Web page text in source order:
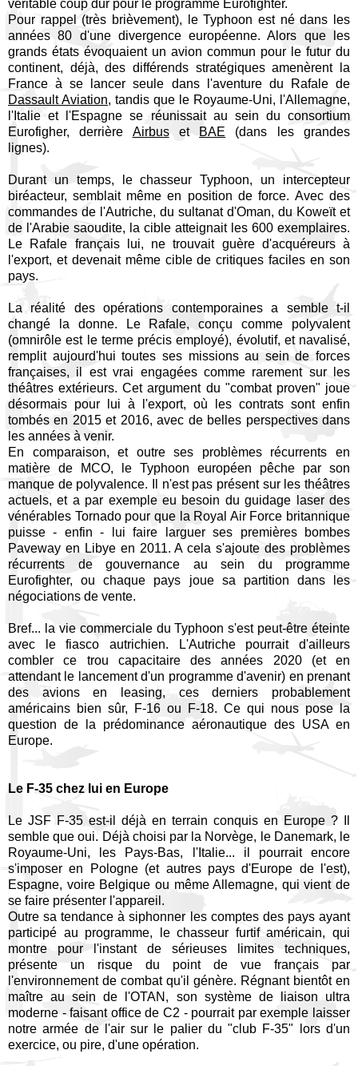
véritable coup dur pour le programme Eurofighter.
Pour rappel (très brièvement), le Typhoon est né dans les
années 80 d'une divergence européenne. Alors que les
grands états évoquaient un avion commun pour le futur du
continent, déjà, des différends stratégiques amenèrent la
France à se lancer seule dans l'aventure du Rafale de
Dassault Aviation, tandis que le Royaume-Uni, l'Allemagne,
l'Italie et l'Espagne se réunissait au sein du consortium
Eurofigher, derrière Airbuset BAE (dans les grandes
lignes).
Durant un temps, le chasseur Typhoon, un intercepteur
biréacteur, semblait même en position de force. Avec des
commandes de l'Autriche, du sultanat d'Oman, du Koweït et
de l'Arabie saoudite, la cible atteignait les 600 exemplaires.
Le Rafale français lui, ne trouvait guère d'acquéreurs à
l'export, et devenait même cible de critiques faciles en son
pays.
La réalité des opérations contemporaines a semble t-il
changé la donne. Le Rafale, conçu comme polyvalent
(omnirôle est le terme précis employé), évolutif, et navalisé,
remplit aujourd'hui toutes ses missions au sein de forces
françaises, il est vrai engagées comme rarement sur les
théâtres extérieurs. Cet argument du "combat proven" joue
désormais pour lui à l'export, où les contrats sont enfin
tombés en 2015 et 2016, avec de belles perspectives dans
les années à venir.
En comparaison, et outre ses problèmes récurrents en
matière de MCO, le Typhoon européen pêche par son
manque de polyvalence. Il n'est pas présent sur les théâtres
actuels, et a par exemple eu besoin du guidage laser des
vénérables Tornado pour que la Royal Air Force britannique
puisse - enfin - lui faire larguer ses premières bombes
Paveway en Libye en 2011. A cela s'ajoute des problèmes
récurrents de gouvernance au sein du programme
Eurofighter, ou chaque pays joue sa partition dans les
négociations de vente.
Bref... la vie commerciale du Typhoon s'est peut-être éteinte
avec le fiasco autrichien. L'Autriche pourrait d'ailleurs
combler ce trou capacitaire des années 2020 (et en
attendant le lancement d'un programme d'avenir) en prenant
des avions en leasing, ces derniers probablement
américains bien sûr, F-16 ou F-18. Ce qui nous pose la
question de la prédominance aéronautique des USA en
Europe.
Le F-35 chez lui en Europe
Le JSF F-35 est-il déjà en terrain conquis en Europe ? Il
semble que oui. Déjà choisi par la Norvège, le Danemark, le
Royaume-Uni, les Pays-Bas, l'Italie... il pourrait encore
s'imposer en Pologne (et autres pays d'Europe de l'est),
Espagne, voire Belgique ou même Allemagne, qui vient de
se faire présenter l'appareil.
Outre sa tendance à siphonner les comptes des pays ayant
participé au programme, le chasseur furtif américain, qui
montre pour l'instant de sérieuses limites techniques,
présente un risque du point de vue français par
l'environnement de combat qu'il génère. Régnant bientôt en
maître au sein de l'OTAN, son système de liaison ultra
moderne - faisant office de C2 - pourrait par exemple laisser
notre armée de l'air sur le palier du "club F-35" lors d'un
exercice, ou pire, d'une opération.